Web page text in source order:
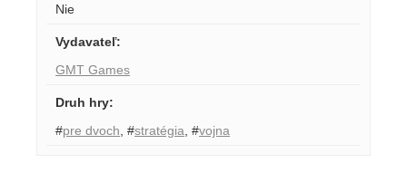
Nie
Vydavateľ:
GMT Games
Druh hry:
#pre dvoch #stratégia #vojna